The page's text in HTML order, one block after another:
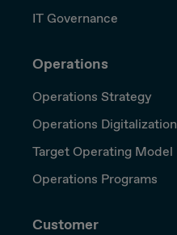
IT Governance
Operations
Operations Strategy
Operations Digitalization
Target Operating Model
Operations Programs
Customer